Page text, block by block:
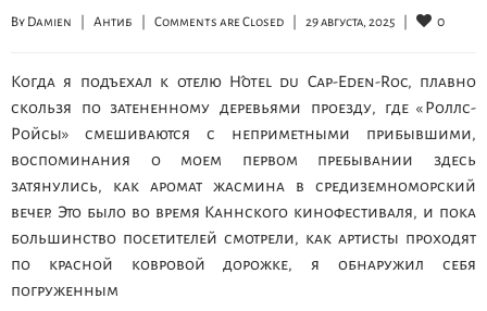
By Damien Антиб Comments are Closed 29 августа, 2025 0
Когда я подъехал к отелю Hôtel du Cap-Eden-Roc, плавно
скользя по затененному деревьями проезду, где «Роллс-
Ройсы» смешиваются с неприметными прибывшими,
воспоминания о моем первом пребывании здесь
затянулись, как аромат жасмина в средиземноморский
вечер. Это было во время Каннского кинофестиваля, и пока
большинство посетителей смотрели, как артисты проходят
по красной ковровой дорожке, я обнаружил себя
погруженным